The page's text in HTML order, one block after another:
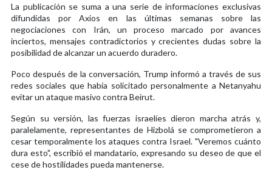
La publicación se suma a una serie de informaciones exclusivas
difundidas por Axios en las últimas semanas sobre las
negociaciones con Irán, un proceso marcado por avances
inciertos, mensajes contradictorios y crecientes dudas sobre la
posibilidad de alcanzar un acuerdo duradero.
Poco después de la conversación, Trump informó a través de sus
redes sociales que había solicitado personalmente a Netanyahu
evitar un ataque masivo contra Beirut.
Según su versión, las fuerzas israelíes dieron marcha atrás y,
paralelamente, representantes de Hizbolá se comprometieron a
cesar temporalmente los ataques contra Israel. "Veremos cuánto
dura esto", escribió el mandatario, expresando su deseo de que el
cese de hostilidades pueda mantenerse.